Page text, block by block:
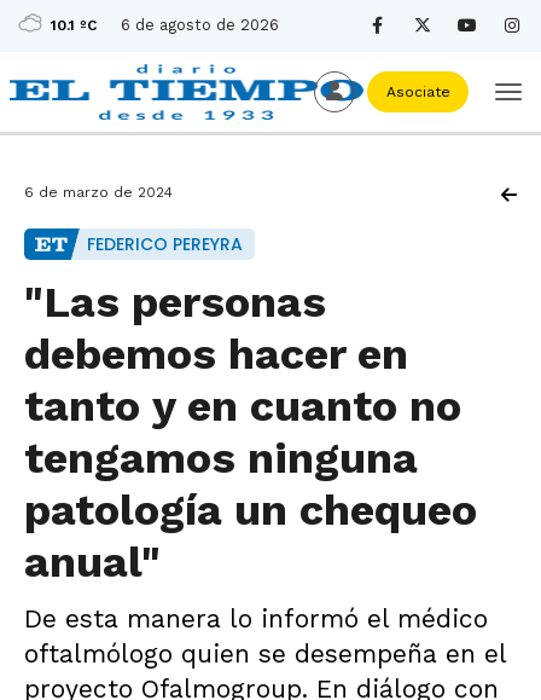
10.1 ºC 6 de agosto de 2026
Asociate
6 de marzo de 2024
FEDERICO PEREYRA
"Las personas
debemos hacer en
tanto y en cuanto no
tengamos ninguna
patología un chequeo
anual"
De esta manera lo informó el médico
oftalmólogo quien se desempeña en el
proyecto Ofalmogroup. En diálogo con